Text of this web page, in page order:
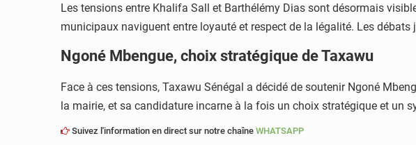
Les tensions entre Khalifa Sall et Barthélémy Dias sont désormais
municipaux naviguent entre loyauté et respect de la légalité. Les
Ngoné Mbengue, choix stratégique de Taxawu
Face à ces tensions, Taxawu Sénégal a décidé de soutenir Ngoné
la mairie, et sa candidature incarne à la fois un choix stratégique et un
Suivez l'information en direct sur notre chaîne WHATSAPP